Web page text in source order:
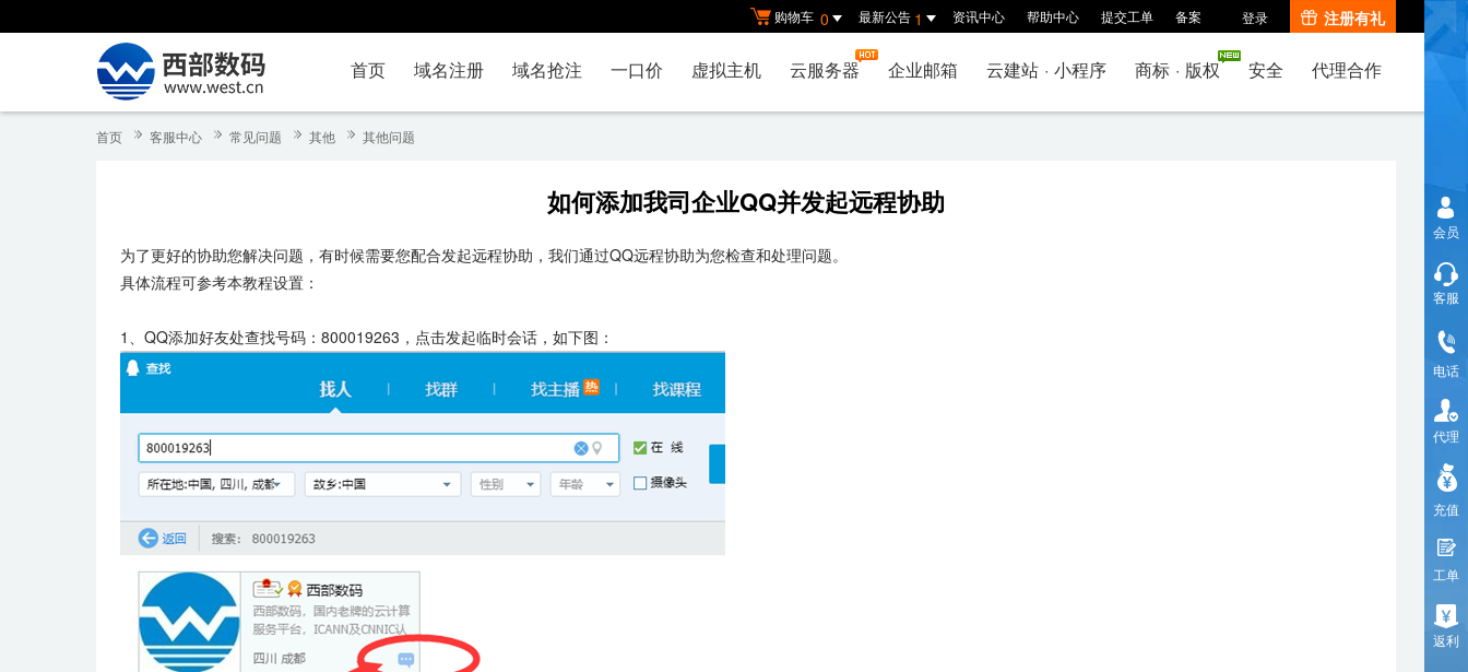
购物车 0 最新公告 1 资讯中心 帮助中心 提交工单 备案 登录 注册有礼
首页 域名注册 域名抢注 一口价 虚拟主机 云服务器 企业邮箱 云建站 · 小程序 商标 · 版权 安全 代理合作
首页 客服中心 常见问题 其他 其他问题
如何添加我司企业QQ并发起远程协助
为了更好的协助您解决问题，有时候需要您配合发起远程协助，我们通过QQ远程协助为您检查和处理问题。
具体流程可参考本教程设置：
1、QQ添加好友处查找号码：800019263，点击发起临时会话，如下图：
会员
客服
电话
代理
充值
工单
返利